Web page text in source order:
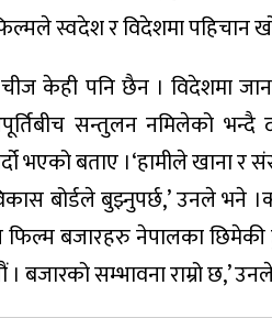
स्वदेश र विदेशमा पहिचान
चीज केही पनि छैन । विदेशमा
सन्तुलन नमिलेको भन्दै
भएको बताए ।‘हामीले खाना
बोर्डले बुझ्नुपर्छ,’ उनले भने
फिल्म बजारहरु नेपालका छिमेकी
बजारको सम्भावना राम्रो छ,’